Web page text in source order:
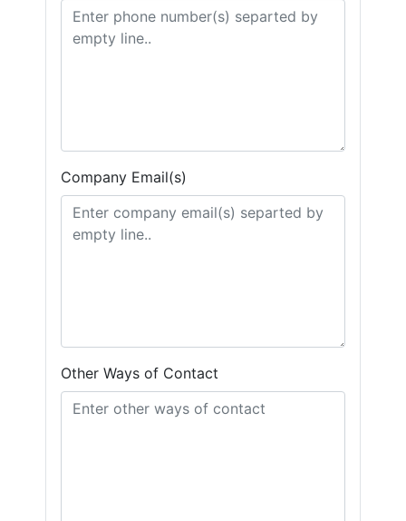
Company Email(s)
Other Ways of Contact